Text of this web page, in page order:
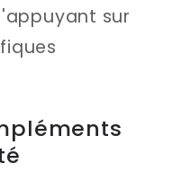
sur